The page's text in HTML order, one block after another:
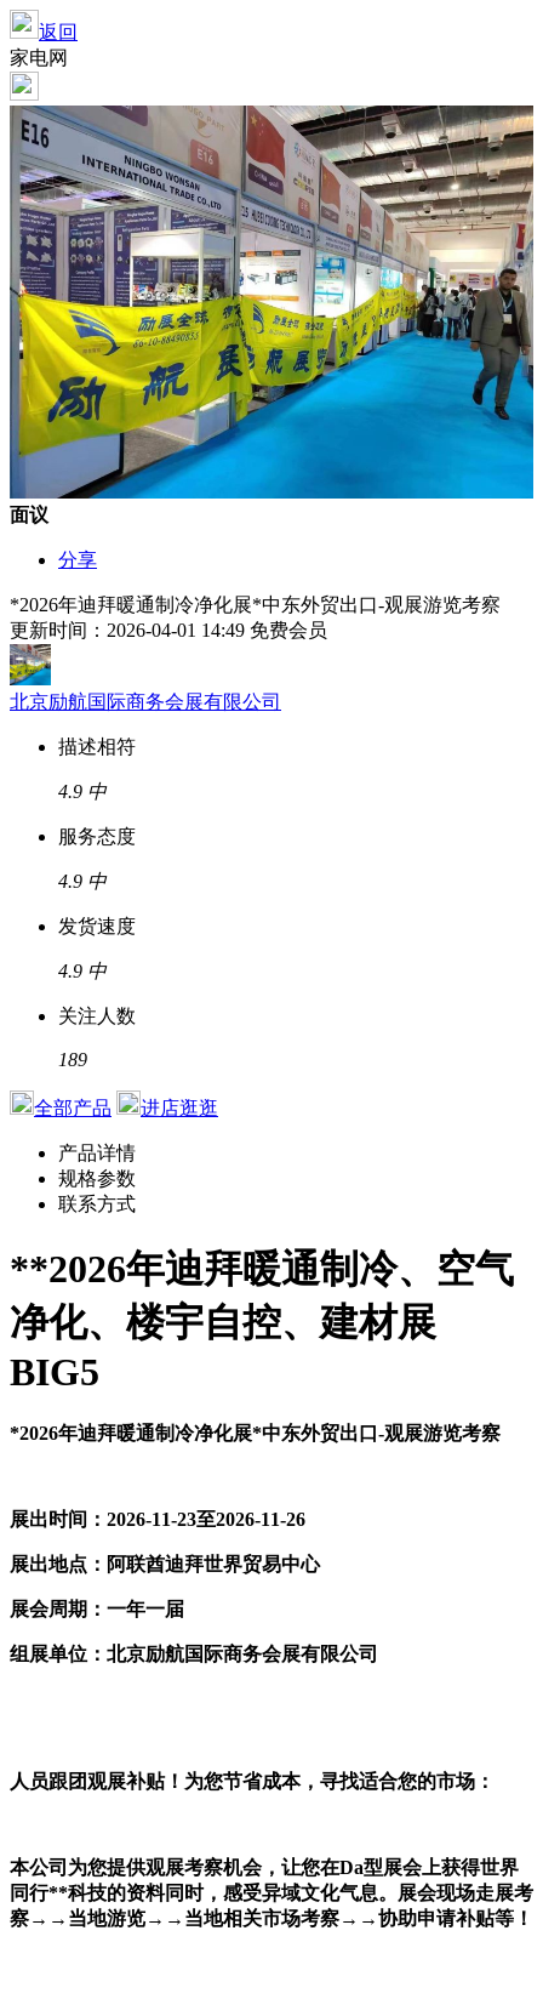
返回
家电网
面议
分享
*2026年迪拜暖通制冷净化展*中东外贸出口-观展游览考察
更新时间：2026-04-01 14:49 免费会员
北京励航国际商务会展有限公司
描述相符
4.9 中
服务态度
4.9 中
发货速度
4.9 中
关注人数
189
全部产品 进店逛逛
产品详情
规格参数
联系方式
**2026年迪拜暖通制冷、空气
净化、楼宇自控、建材展
BIG5
*2026年迪拜暖通制冷净化展*中东外贸出口-观展游览考察
展出时间： 2026-11-23至2026-11-26
展出地点：阿联酋迪拜世界贸易中心
展会周期：一年一届
组展单位： 北京励航国际商务会展有限公司
人员跟团观展补贴！为您节省成本，寻找适合您的市场：
本公司为您提供观展考察机会，让您在Da型展会上获得世界
同行**科技的资料同时，感受异域文化气息。展会现场走展考
察→→当地游览→→当地相关市场考察→→协助申请补贴等！